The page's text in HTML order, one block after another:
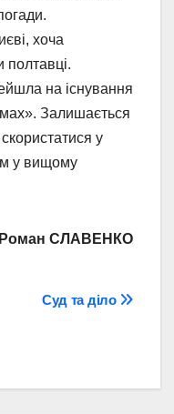
хоча
полтавці.
на існування
Залишається
у
у вищому
Роман СЛАВЕНКО
Суд та діло